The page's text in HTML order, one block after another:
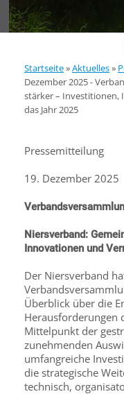
Startseite»Aktuelles»
Dezember 2025 -
stärker – Investitionen,
das Jahr 2025
Pressemitteilung
19. Dezember 2025
Niersverband:
Innovationen und
Der Niersverband
Überblick über die
Herausforderungen
Mittelpunkt der
zunehmenden
umfangreiche
die strategische
technisch,